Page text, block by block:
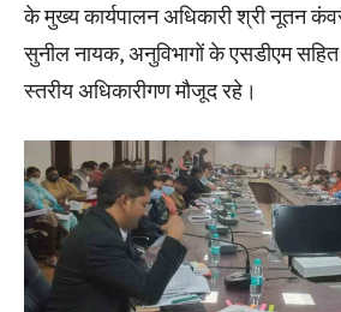
के मुख्य कार्यपालन अधिकारी श्री नूतन
सुनील नायक, अनुविभागों के एसडीएम सहित
स्तरीय अधिकारीगण मौजूद रहे।